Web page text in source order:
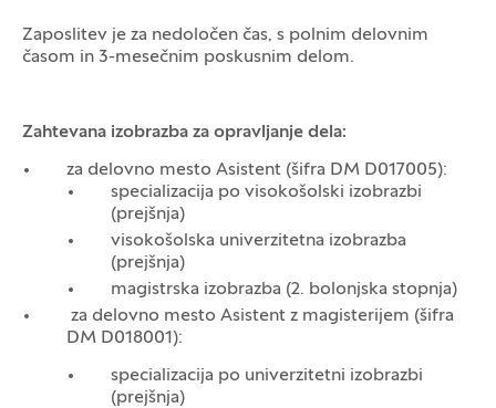
Zaposlitev je za nedoločen čas, s polnim delovnim
časom in 3-mesečnim poskusnim delom.
Zahtevana izobrazba za opravljanje dela:
za delovno mesto Asistent (šifra DM D017005):
specializacija po visokošolski izobrazbi
(prejšnja)
visokošolska univerzitetna izobrazba
(prejšnja)
magistrska izobrazba (2. bolonjska stopnja)
za delovno mesto Asistent z magisterijem (šifra
DM D018001):
specializacija po univerzitetni izobrazbi
(prejšnja)